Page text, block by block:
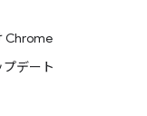
Chrome
デート